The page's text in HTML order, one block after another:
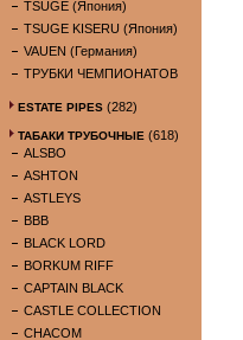
TSUGE (Япония)
TSUGE KISERU (Япония)
VAUEN (Германия)
ТРУБКИ ЧЕМПИОНАТОВ
ESTATE PIPES (282)
ТАБАКИ ТРУБОЧНЫЕ (618)
ALSBO
ASHTON
ASTLEYS
BBB
BLACK LORD
BORKUM RIFF
CAPTAIN BLACK
CASTLE COLLECTION
CHACOM